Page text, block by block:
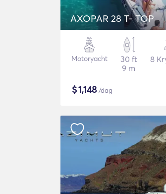
AXOPAR 28 T- TOP
Motoryacht
30 ft
9 m
8
$1,148/dag